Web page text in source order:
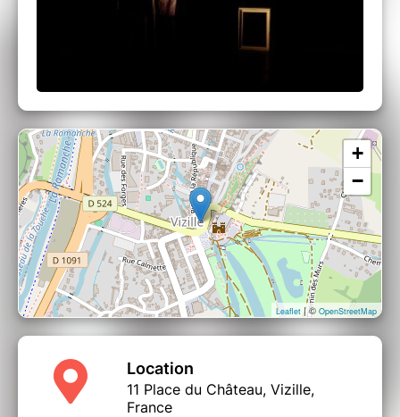
+
−
Leaflet | © OpenStreetMap
Location
11 Place du Château, Vizille,
France